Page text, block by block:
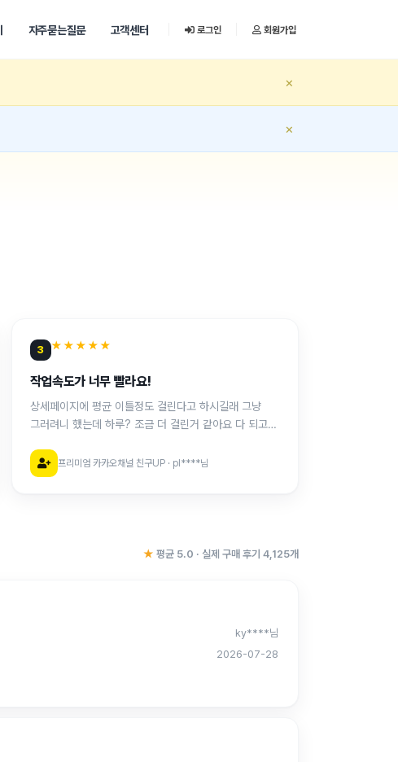
자주묻는질문 고객센터 로그인 회원가입
×
×
3 ★★★★★
작업속도가 너무 빨라요!
상세페이지에 평균 이틀정도 걸린다고 하시길래 그냥
그러려니 했는데 하루? 조금 더 걸린거 같아요 다 되고
일일이 들어가보지도 않아도 되고, 여기 시스템 너무
만족스럽습니다! 구매할 일 있으면 무조건 재구매 의사
프리미엄 카카오채널 친구UP · pl****님
★ 평균 5.0 · 실제 구매 후기 4,125개
ky****님
2026-07-28